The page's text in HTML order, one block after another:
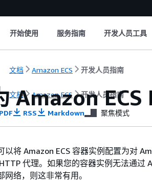
开始使用 服务指南 开发人员工具
文档 Amazon ECS 开发人员指南
文档 Amazon ECS 开发人员指南
Amazon
PDF RSS Markdown 聚焦模式
以将 Amazon ECS 容器实例配置为对
代理。如果您的容器实例无法通过
网络，则这非常有用。